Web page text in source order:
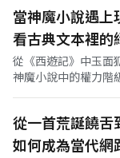
當神魔小說遇上
看古典文本裡的
從《西遊記》中玉面
神魔小說中的權力階
從一首荒誕饒舌
如何成為當代網